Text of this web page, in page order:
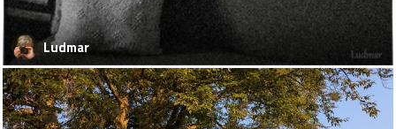
Ludmar